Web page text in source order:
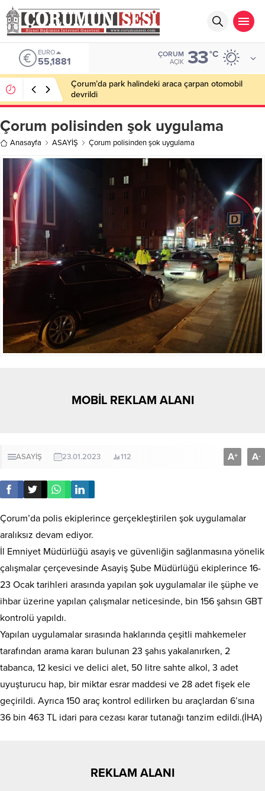
EURO
55,1881
ÇORUM
AÇIK 33°C
Çorum’da park halindeki araca çarpan otomobil
devrildi
Çorum polisinden şok uygulama
Anasayfa ASAYİŞ Çorum polisinden şok uygulama
MOBİL REKLAM ALANI
ASAYİŞ 23.01.2023 112 A+ A-
Çorum’da polis ekiplerince gerçekleştirilen şok uygulamalar
aralıksız devam ediyor.
İl Emniyet Müdürlüğü asayiş ve güvenliğin sağlanmasına yönelik
çalışmalar çerçevesinde Asayiş Şube Müdürlüğü ekiplerince 16-
23 Ocak tarihleri arasında yapılan şok uygulamalar ile şüphe ve
ihbar üzerine yapılan çalışmalar neticesinde, bin 156 şahsın GBT
kontrolü yapıldı.
Yapılan uygulamalar sırasında haklarında çeşitli mahkemeler
tarafından arama kararı bulunan 23 şahıs yakalanırken, 2
tabanca, 12 kesici ve delici alet, 50 litre sahte alkol, 3 adet
uyuşturucu hap, bir miktar esrar maddesi ve 28 adet fişek ele
geçirildi. Ayrıca 150 araç kontrol edilirken bu araçlardan 6’sına
36 bin 463 TL idari para cezası karar tutanağı tanzim edildi.(İHA)
REKLAM ALANI